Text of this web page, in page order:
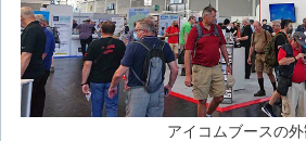
アイコムブースの外